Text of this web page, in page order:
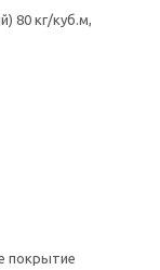
80 кг/куб.м,
покрытие